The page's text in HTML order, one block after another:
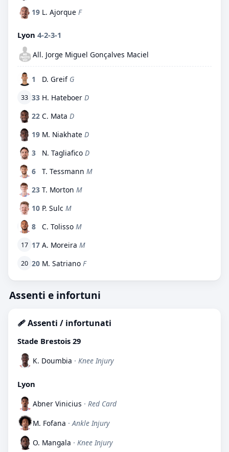
19 L. Ajorque F
Lyon 4-2-3-1
All. Jorge Miguel Gonçalves Maciel
1 D. Greif G
33 33 H. Hateboer D
22 C. Mata D
19 M. Niakhate D
3
N. Tagliafico D
6
T. Tessmann M
23 T. Morton M
10 P. Sulc M
8
C. Tolisso M
17 17 A. Moreira M
20 20 M. Satriano F
Assenti e infortuni
🩹 Assenti / infortunati
Stade Brestois 29
K. Doumbia · Knee Injury
Lyon
Abner Vinicius · Red Card
M. Fofana · Ankle Injury
O. Mangala · Knee Injury